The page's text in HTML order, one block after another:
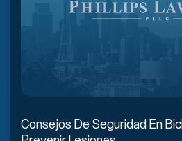
Consejos De Seguridad En